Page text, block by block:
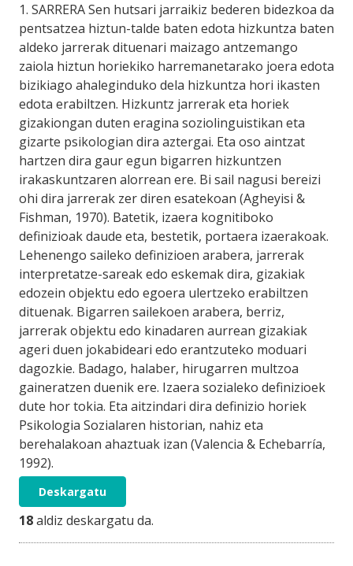
1. SARRERA Sen hutsari jarraikiz bederen bidezkoa da
pentsatzea hiztun-talde baten edota hizkuntza baten
aldeko jarrerak dituenari maizago antzemango
zaiola hiztun horiekiko harremanetarako joera edota
bizikiago ahaleginduko dela hizkuntza hori ikasten
edota erabiltzen. Hizkuntz jarrerak eta horiek
gizakiongan duten eragina soziolinguistikan eta
gizarte psikologian dira aztergai. Eta oso aintzat
hartzen dira gaur egun bigarren hizkuntzen
irakaskuntzaren alorrean ere. Bi sail nagusi bereizi
ohi dira jarrerak zer diren esatekoan (Agheyisi &
Fishman, 1970). Batetik, izaera kognitiboko
definizioak daude eta, bestetik, portaera izaerakoak.
Lehenengo saileko definizioen arabera, jarrerak
interpretatze-sareak edo eskemak dira, gizakiak
edozein objektu edo egoera ulertzeko erabiltzen
dituenak. Bigarren sailekoen arabera, berriz,
jarrerak objektu edo kinadaren aurrean gizakiak
ageri duen jokabideari edo erantzuteko moduari
dagozkie. Badago, halaber, hirugarren multzoa
gaineratzen duenik ere. Izaera sozialeko definizioek
dute hor tokia. Eta aitzindari dira definizio horiek
Psikologia Sozialaren historian, nahiz eta
berehalakoan ahaztuak izan (Valencia & Echebarría,
1992).
Deskargatu
18aldiz deskargatu da.